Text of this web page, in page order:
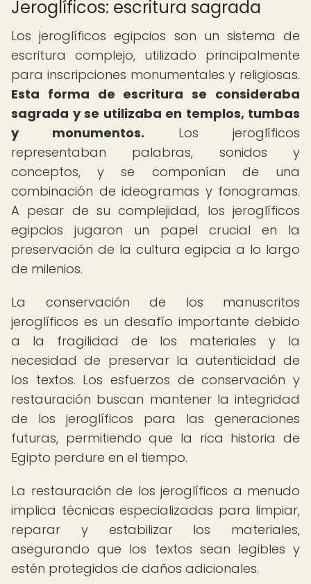
Jeroglíficos: escritura sagrada
Los jeroglíficos egipcios son un sistema de
escritura complejo, utilizado principalmente
para inscripciones monumentales y religiosas.
Esta forma de escritura se consideraba
sagrada y se utilizaba en templos, tumbas
y monumentos. Los jeroglíficos
representaban palabras, sonidos y
conceptos, y se componían de una
combinación de ideogramas y fonogramas.
A pesar de su complejidad, los jeroglíficos
egipcios jugaron un papel crucial en la
preservación de la cultura egipcia a lo largo
de milenios.
La conservación de los manuscritos
jeroglíficos es un desafío importante debido
a la fragilidad de los materiales y la
necesidad de preservar la autenticidad de
los textos. Los esfuerzos de conservación y
restauración buscan mantener la integridad
de los jeroglíficos para las generaciones
futuras, permitiendo que la rica historia de
Egipto perdure en el tiempo.
La restauración de los jeroglíficos a menudo
implica técnicas especializadas para limpiar,
reparar y estabilizar los materiales,
asegurando que los textos sean legibles y
estén protegidos de daños adicionales.